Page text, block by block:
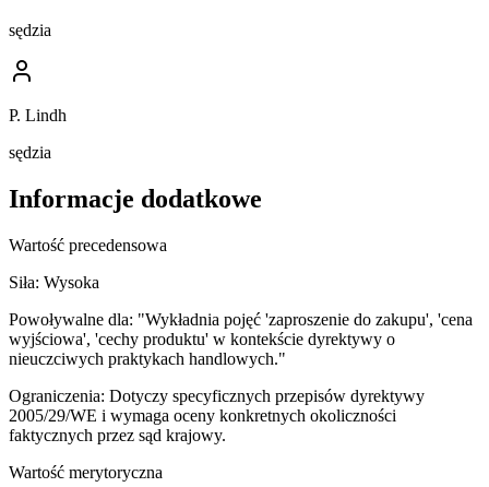
sędzia
P. Lindh
sędzia
Informacje dodatkowe
Wartość precedensowa
Siła: Wysoka
Powoływalne dla: "Wykładnia pojęć 'zaproszenie do zakupu', 'cena
wyjściowa', 'cechy produktu' w kontekście dyrektywy o
nieuczciwych praktykach handlowych."
Ograniczenia: Dotyczy specyficznych przepisów dyrektywy
2005/29/WE i wymaga oceny konkretnych okoliczności
faktycznych przez sąd krajowy.
Wartość merytoryczna